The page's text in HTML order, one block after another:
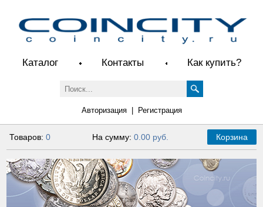
Каталог Контакты Как купить?
Авторизация| Регистрация
Товаров:0 На сумму: 0.00 руб. Корзина